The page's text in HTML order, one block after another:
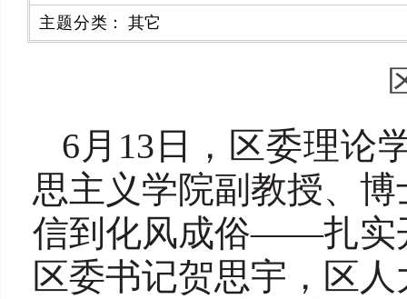
主题分类 ： 其它
6月13日，区委理论
思主义学院副教授、
信到化风成俗——扎实
区委书记贺思宇，区